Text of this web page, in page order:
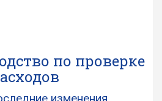
по проверке